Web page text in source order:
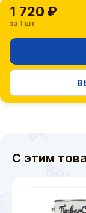
1 720 ₽
за 1 шт
С этим